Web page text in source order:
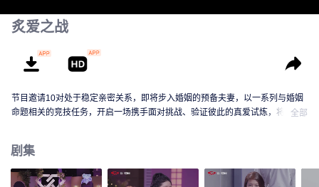
炙爱之战
节目邀请10对处于稳定亲密关系，即将步入婚姻的预备夫妻，以一系列与婚姻
命题相关的竞技任务，开启一场携手面对挑战、验证彼此的真爱试炼，将未来
供的，唯一的“结婚心愿”助力。
全部
剧集